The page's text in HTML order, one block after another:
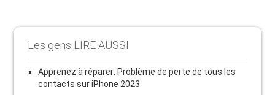
Les gens LIRE AUSSI
Apprenez à réparer: Problème de perte de tous les
contacts sur iPhone 2023